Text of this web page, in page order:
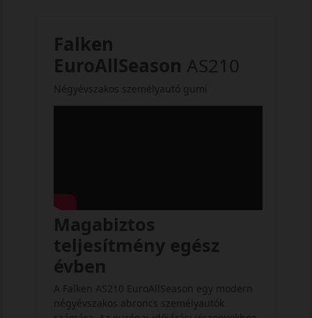
Falken
EuroAllSeason AS210
Négyévszakos személyautó gumi
Magabiztos
teljesítmény egész
évben
A Falken AS210 EuroAllSeason egy modern
négyévszakos abroncs személyautók